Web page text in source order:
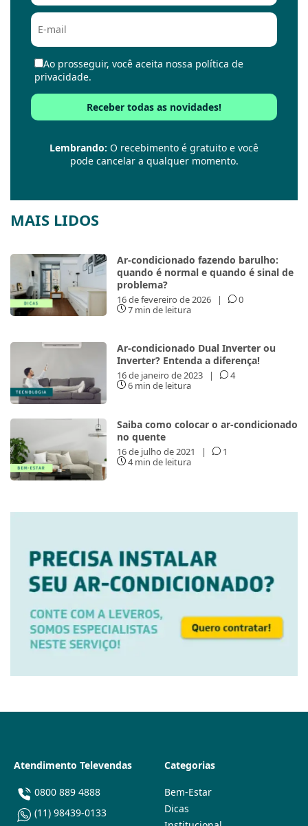
Ao prosseguir, você aceita nossa política de
privacidade.
Lembrando: O recebimento é gratuito e você
pode cancelar a qualquer momento.
MAIS LIDOS
Ar-condicionado fazendo barulho:
quando é normal e quando é sinal de
problema?
16 de fevereiro de 2026 |
0
7 min de leitura
Ar-condicionado Dual Inverter ou
Inverter? Entenda a diferença!
16 de janeiro de 2023 |
4
6 min de leitura
Saiba como colocar o ar-condicionado
no quente
16 de julho de 2021 |
1
4 min de leitura
Atendimento Televendas
0800 889 4888
(11) 98439-0133
Categorias
Bem-Estar
Dicas